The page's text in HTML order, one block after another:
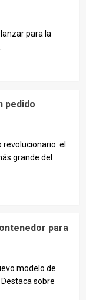
para la
pedido
el
grande del
para
modelo de
sobre